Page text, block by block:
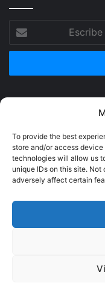
To provide the best
store and/or access
technologies will allow us
unique IDs on this site.
adversely affect certain
correo
© Copyright 2026,